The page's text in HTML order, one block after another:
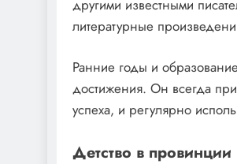
другими известными
литературные
Ранние годы и
достижения. Он всегда
успеха, и регулярно
Детство в провинции